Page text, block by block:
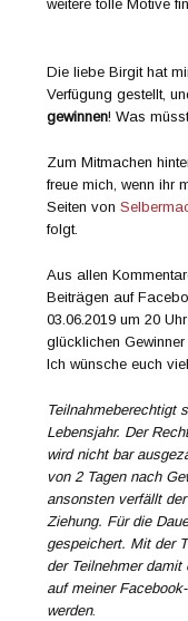
weitere tolle Motive
Die liebe Birgit hat
Verfügung gestellt,
gewinnen! Was
Zum Mitmachen
freue mich, wenn ihr
Seiten von
folgt.
Aus allen
Beiträgen auf
03.06.2019 um 20
glücklichen
Ich wünsche euch
Teilnahmeberechtigt
Lebensjahr. Der
wird nicht bar
von 2 Tagen nach
ansonsten verfällt
Ziehung. Für die
gespeichert. Mit der
der Teilnehmer
auf meiner
werden.